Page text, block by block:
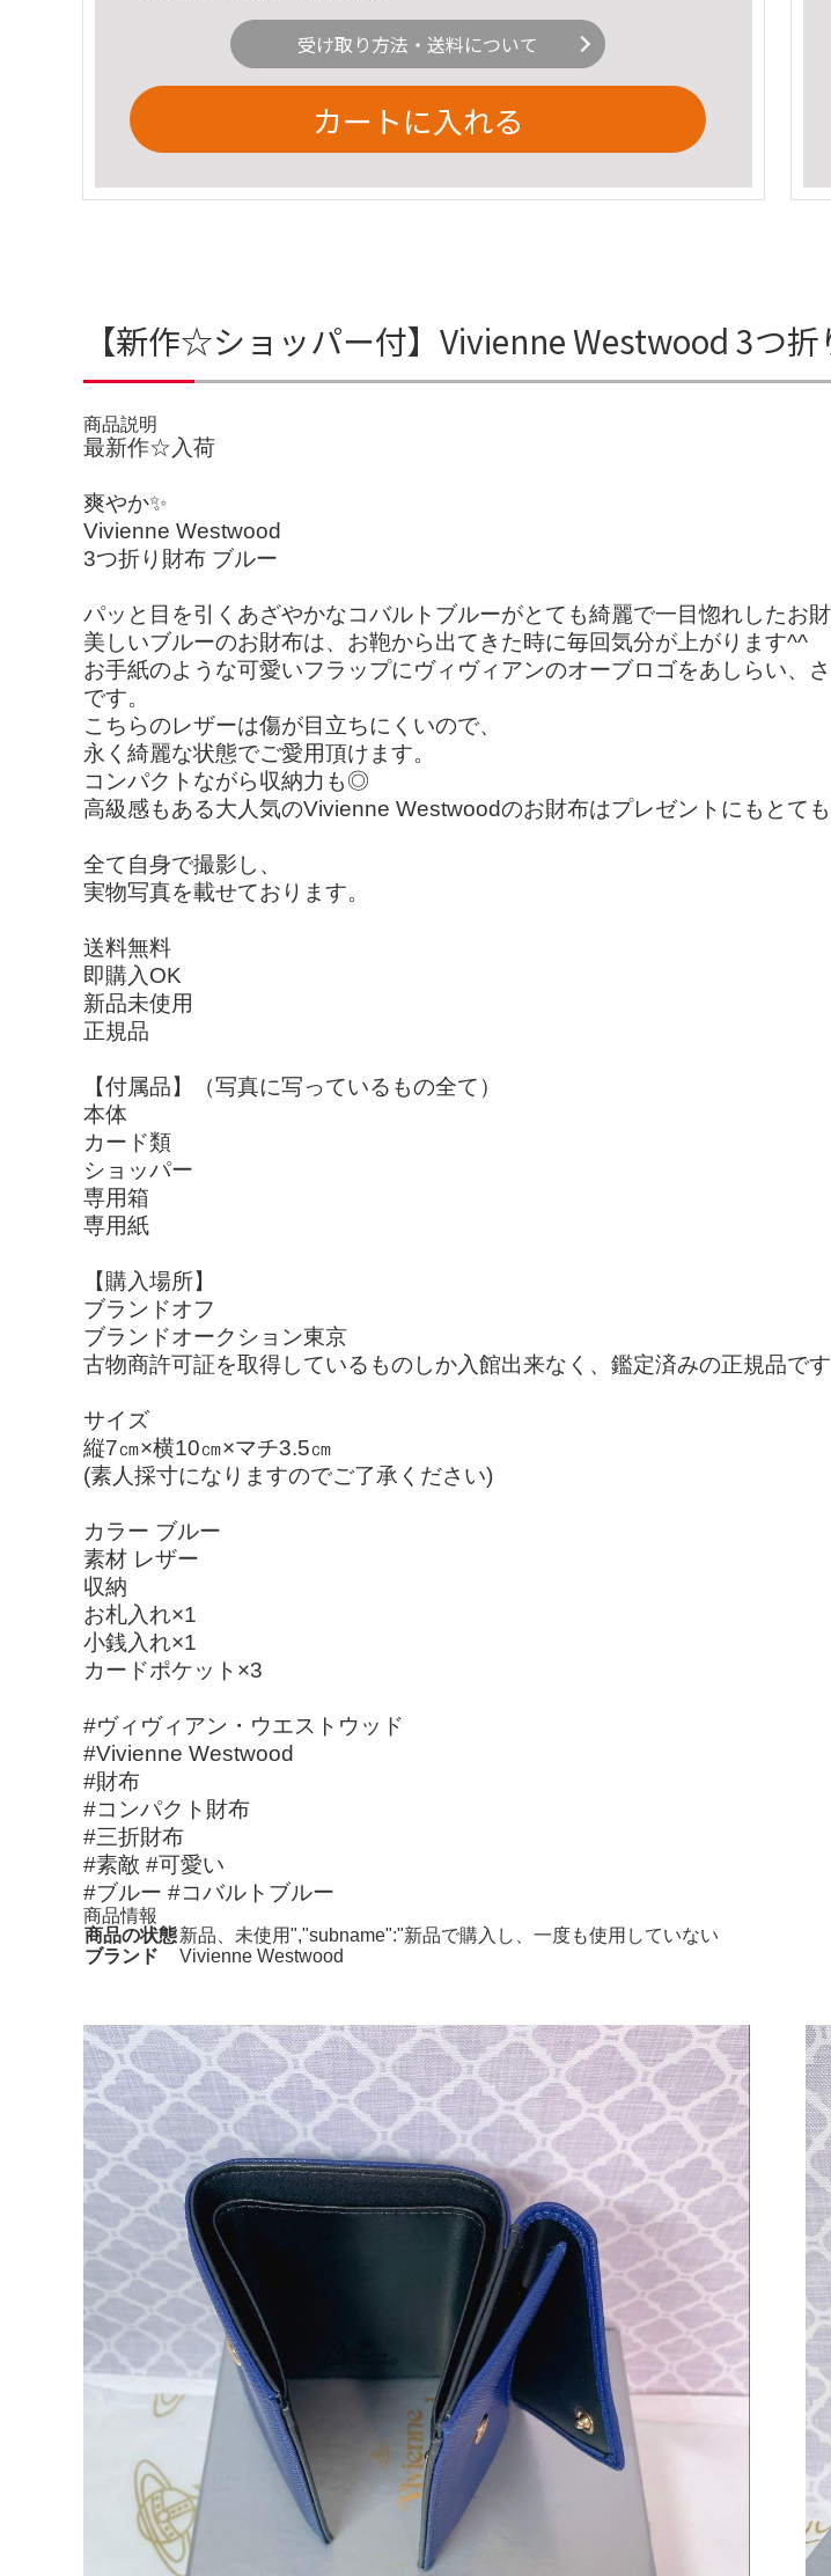
受け取り方法・送料について
カートに入れる
【新作☆ショッパー付】Vivienne Westwood 3つ
商品説明
最新作☆入荷
爽やか✨️
Vivienne Westwood
3つ折り財布 ブルー
パッと目を引くあざやかなコバルトブルーがとても綺麗で一目惚れしたお財
美しいブルーのお財布は、お鞄から出てきた時に毎回気分が上がります^^
お手紙のような可愛いフラップにヴィヴィアンのオーブロゴをあしらい、
です。
こちらのレザーは傷が目立ちにくいので、
永く綺麗な状態でご愛用頂けます。
コンパクトながら収納力も◎
高級感もある大人気のVivienne Westwoodのお財布はプレゼントにもとて
全て自身で撮影し、
実物写真を載せております。
送料無料
即購入OK
新品未使用
正規品
【付属品】（写真に写っているもの全て）
本体
カード類
ショッパー
専用箱
専用紙
【購入場所】
ブランドオフ
ブランドオークション東京
古物商許可証を取得しているものしか入館出来なく、鑑定済みの正規品です
サイズ
縦7㎝×横10㎝×マチ3.5㎝
(素人採寸になりますのでご了承ください)
カラー ブルー
素材 レザー
収納
お札入れ×1
小銭入れ×1
カードポケット×3
#ヴィヴィアン・ウエストウッド
#Vivienne Westwood
#財布
#コンパクト財布
#三折財布
#素敵 #可愛い
#ブルー #コバルトブルー
商品情報
商品の状態新品、未使用","subname":"新品で購入し、一度も使用していない
ブランド
Vivienne Westwood